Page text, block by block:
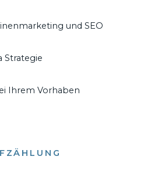
und SEO
Strategie
Ihrem Vorhaben